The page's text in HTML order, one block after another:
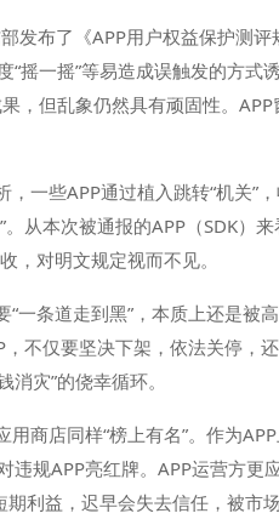
发布了《APP用户权益保护测
摇一摇”等易造成误触发的方式
，但乱象仍然具有顽固性。
，一些APP通过植入跳转“机关”
从本次被通报的APP（SDK）
，对明文规定视而不见。
一条道走到黑”，本质上还是被
不仅要坚决下架，依法关停，
灾”的侥幸循环。
用商店同样“榜上有名”。作为
规APP亮红牌。APP运营方更
利益，迟早会失去信任，被市场